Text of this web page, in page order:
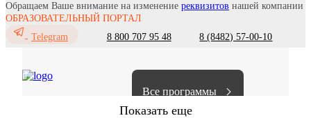
Обращаем Ваше внимание на изменение реквизитов нашей компании
ОБРАЗОВАТЕЛЬНЫЙ ПОРТАЛ
Telegram
8 800 707 95 48 8 (8482) 57-00-10
Все программы
Показать еще